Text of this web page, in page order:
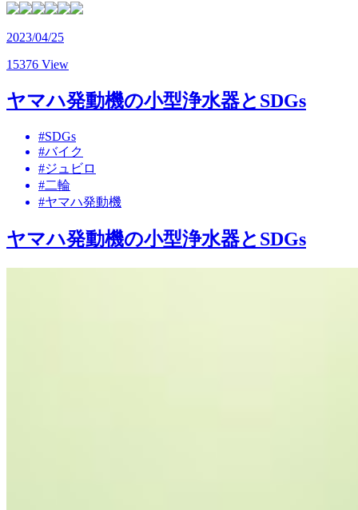
2023/04/25
15376 View
ヤマハ発動機の小型浄水器とSDGs
#SDGs
#バイク
#ジュビロ
#二輪
#ヤマハ発動機
ヤマハ発動機の小型浄水器とSDGs